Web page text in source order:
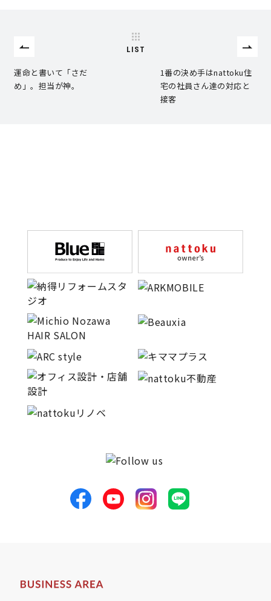
快適な室内環境へのこだわり
Groovin’
nattoku住宅25周年記念モデル
Glass Arts
Blue Style
キママプラス
土地情報
動画ギャラリー
運命と書いて「さだ
め」。担当が神。
LIST
1番の決め手はnattoku住
宅の社員さん達の対応と
接客